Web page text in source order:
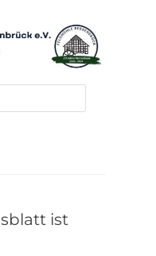
Heimatverein
e.V.
ist